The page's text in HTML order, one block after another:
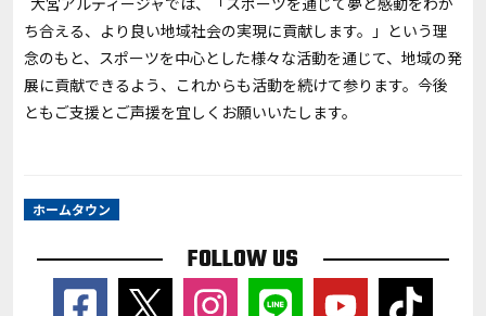
ち合える、より良い地域社会の実現に貢献します。」という理
念のもと、スポーツを中心とした様々な活動を通じて、地域の発
展に貢献できるよう、これからも活動を続けて参ります。今後
ともご支援とご声援を宜しくお願いいたします。
ホームタウン
FOLLOW US